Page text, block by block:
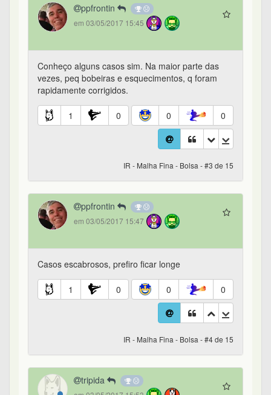
ppfrontin
em 03/05/2017 15:45
Conheço alguns casos sim. Na maior parte das
vezes, peq bobeiras e esquecimentos, q foram
rapidamente corrigidos.
1 0 0 0
IR - Malha Fina - Bolsa - #3 de 15
ppfrontin
em 03/05/2017 15:47
Casos escabrosos, prefiro ficar longe
1 0 0 0
IR - Malha Fina - Bolsa - #4 de 15
tripida